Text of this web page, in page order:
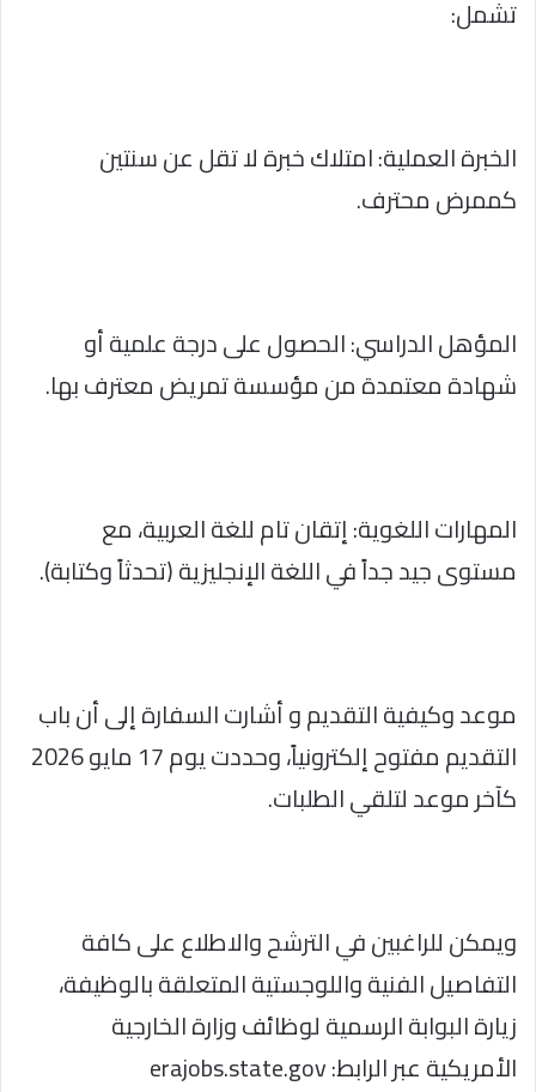
تشمل:
الخبرة العملية: امتلاك خبرة لا تقل عن سنتين
كممرض محترف.
المؤهل الدراسي: الحصول على درجة علمية أو
شهادة معتمدة من مؤسسة تمريض معترف بها.
المهارات اللغوية: إتقان تام للغة العربية، مع
مستوى جيد جداً في اللغة الإنجليزية (تحدثاً وكتابة).
موعد وكيفية التقديم و أشارت السفارة إلى أن باب
التقديم مفتوح إلكترونياً، وحددت يوم 17 مايو 2026
كآخر موعد لتلقي الطلبات.
ويمكن للراغبين في الترشح والاطلاع على كافة
التفاصيل الفنية واللوجستية المتعلقة بالوظيفة،
زيارة البوابة الرسمية لوظائف وزارة الخارجية
الأمريكية عبر الرابط: erajobs.state.gov